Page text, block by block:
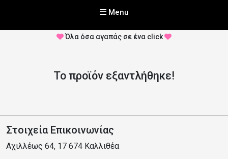
Menu
Όλα όσα αγαπάς σε ένα click
Το προϊόν εξαντλήθηκε!
Στοιχεία Επικοινωνίας
Αχιλλέως 64, 17 674 Καλλιθέα